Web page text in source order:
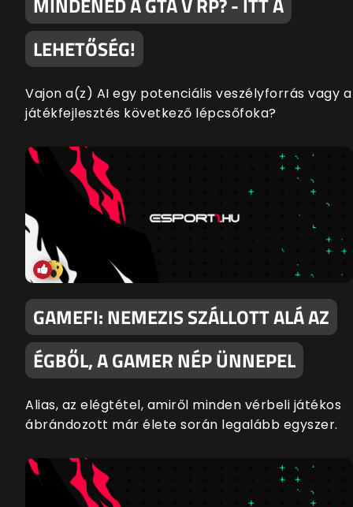
LEHETŐSÉG!
Vajon a(z) AI egy potenciális veszélyforrás vagy a
játékfejlesztés következő lépcsőfoka?
GAMEFI: NEMEZIS SZÁLLOTT ALÁ AZ
ÉGBŐL, A GAMER NÉP ÜNNEPEL
Alias, az elégtétel, amiről minden vérbeli játékos
ábrándozott már élete során legalább egyszer.